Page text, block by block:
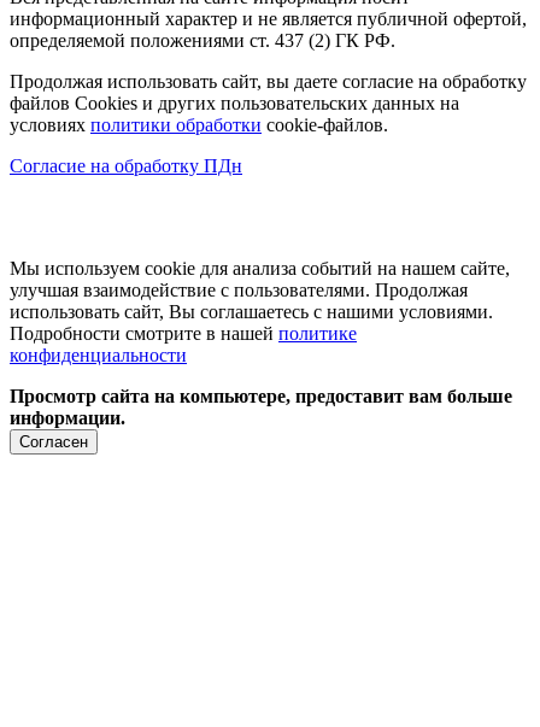
информационный характер и не является публичной офертой,
определяемой положениями ст. 437 (2) ГК РФ.
Продолжая использовать сайт, вы даете согласие на обработку
файлов Cookies и других пользовательских данных на
условиях политики обработки cookie-файлов.
Согласие на обработку ПДн
Мы используем cookie для анализа событий на нашем сайте,
улучшая взаимодействие с пользователями. Продолжая
использовать сайт, Вы соглашаетесь с нашими условиями.
Подробности смотрите в нашей политике
конфиденциальности
Просмотр сайта на компьютере, предоставит вам больше
информации.
Согласен